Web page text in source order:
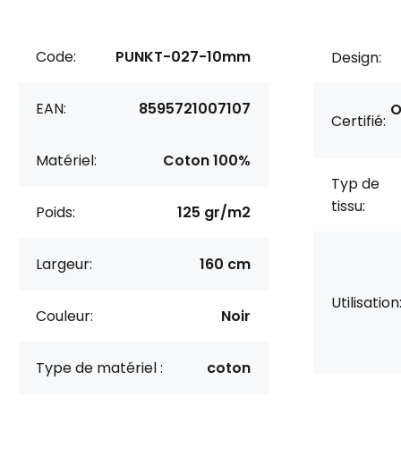
Code: PUNKT-027-10mm
EAN: 8595721007107
Matériel: Coton 100%
Poids: 125 gr/m2
Largeur: 160 cm
Couleur: Noir
Type de matériel : coton
Design:
Certifié:
Typ de
tissu:
Utilisation: